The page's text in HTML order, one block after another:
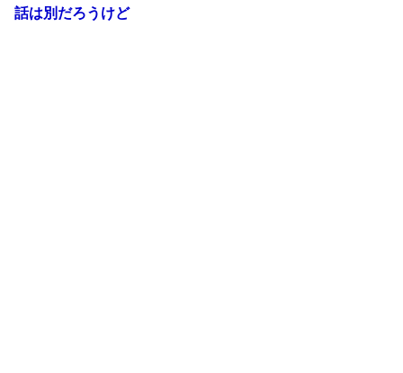
話は別だろうけど